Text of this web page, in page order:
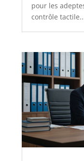
pour les
contrôle